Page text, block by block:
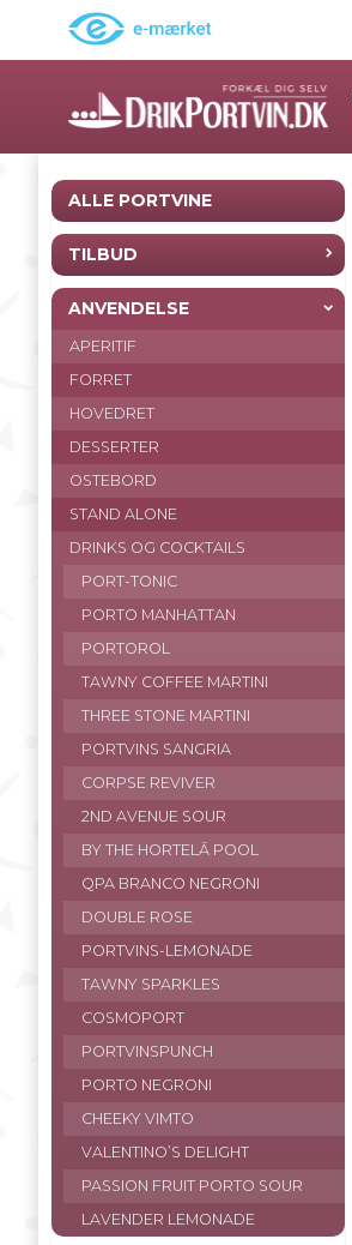
ALLE PORTVINE
TILBUD
ANVENDELSE
APERITIF
FORRET
HOVEDRET
DESSERTER
OSTEBORD
STAND ALONE
DRINKS OG COCKTAILS
PORT-TONIC
PORTO MANHATTAN
PORTOROL
TAWNY COFFEE MARTINI
THREE STONE MARTINI
PORTVINS SANGRIA
CORPSE REVIVER
2ND AVENUE SOUR
BY THE HORTELĀ POOL
QPA BRANCO NEGRONI
DOUBLE ROSE
PORTVINS-LEMONADE
TAWNY SPARKLES
COSMOPORT
PORTVINSPUNCH
PORTO NEGRONI
CHEEKY VIMTO
VALENTINO’S DELIGHT
PASSION FRUIT PORTO SOUR
LAVENDER LEMONADE